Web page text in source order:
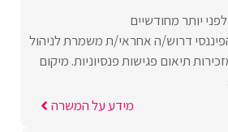
יותר מחודשיים
דרוש/ה אחראי/ת משמרת לניהול
תיאום פגישות פנסיוניות. מיקום
מידע על המשרה